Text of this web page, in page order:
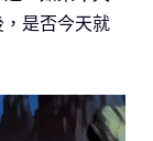
是否今天就